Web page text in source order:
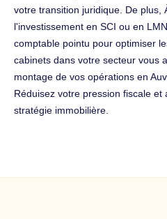
votre transition juridique. De plus,
l'investissement en SCI ou en
comptable pointu pour optimiser
cabinets dans votre secteur vous
montage de vos opérations en
Réduisez votre pression fiscale
stratégie immobilière.